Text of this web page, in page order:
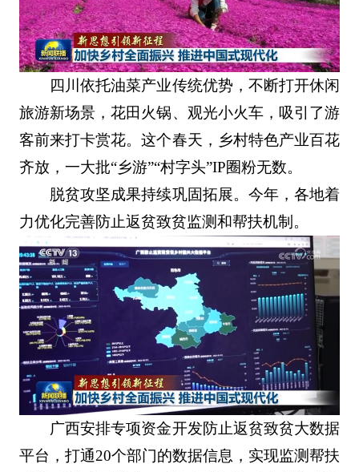
四川依托油菜产业传统优势，不断打开休闲
旅游新场景，花田火锅、观光小火车，吸引了游
客前来打卡赏花。这个春天，乡村特色产业百花
齐放，一大批“乡游”“村字头”IP圈粉无数。
脱贫攻坚成果持续巩固拓展。今年，各地着
力优化完善防止返贫致贫监测和帮扶机制。
广西安排专项资金开发防止返贫致贫大数据
平台，打通20个部门的数据信息，实现监测帮扶